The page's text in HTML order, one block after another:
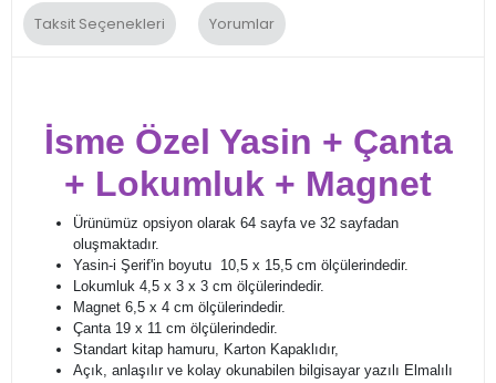
Taksit Seçenekleri Yorumlar
İsme Özel Yasin + Çanta
+ Lokumluk + Magnet
Ürünümüz opsiyon olarak 64 sayfa ve 32 sayfadan
oluşmaktadır.
Yasin-i Şerif'in boyutu 10,5 x 15,5 cm ölçülerindedir.
Lokumluk 4,5 x 3 x 3 cm ölçülerindedir.
Magnet 6,5 x 4 cm ölçülerindedir.
Çanta 19 x 11 cm ölçülerindedir.
Standart kitap hamuru, Karton Kapaklıdır,
Açık, anlaşılır ve kolay okunabilen bilgisayar yazılı Elmalılı